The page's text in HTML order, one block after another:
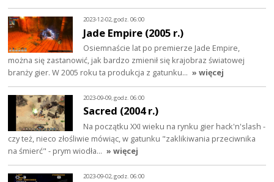
2023-12-02, godz. 06:00
Jade Empire (2005 r.)
Osiemnaście lat po premierze Jade Empire,
można się zastanowić, jak bardzo zmienił się krajobraz światowej
branży gier. W 2005 roku ta produkcja z gatunku… » więcej
2023-09-09, godz. 06:00
Sacred (2004 r.)
Na początku XXI wieku na rynku gier hack'n'slash -
czy też, nieco złośliwie mówiąc, w gatunku "zaklikiwania przeciwnika
na śmierć" - prym wiodła… » więcej
2023-09-02, godz. 06:00